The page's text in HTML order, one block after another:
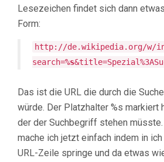
Lesezeichen findet sich dann
Form:
http://de.wikipedia.org/w/
search=%s
Das ist die URL die durch die
würde. Der Platzhalter %s markiert
der der Suchbegriff stehen
mache ich jetzt einfach indem in
URL-Zeile springe und da etwas